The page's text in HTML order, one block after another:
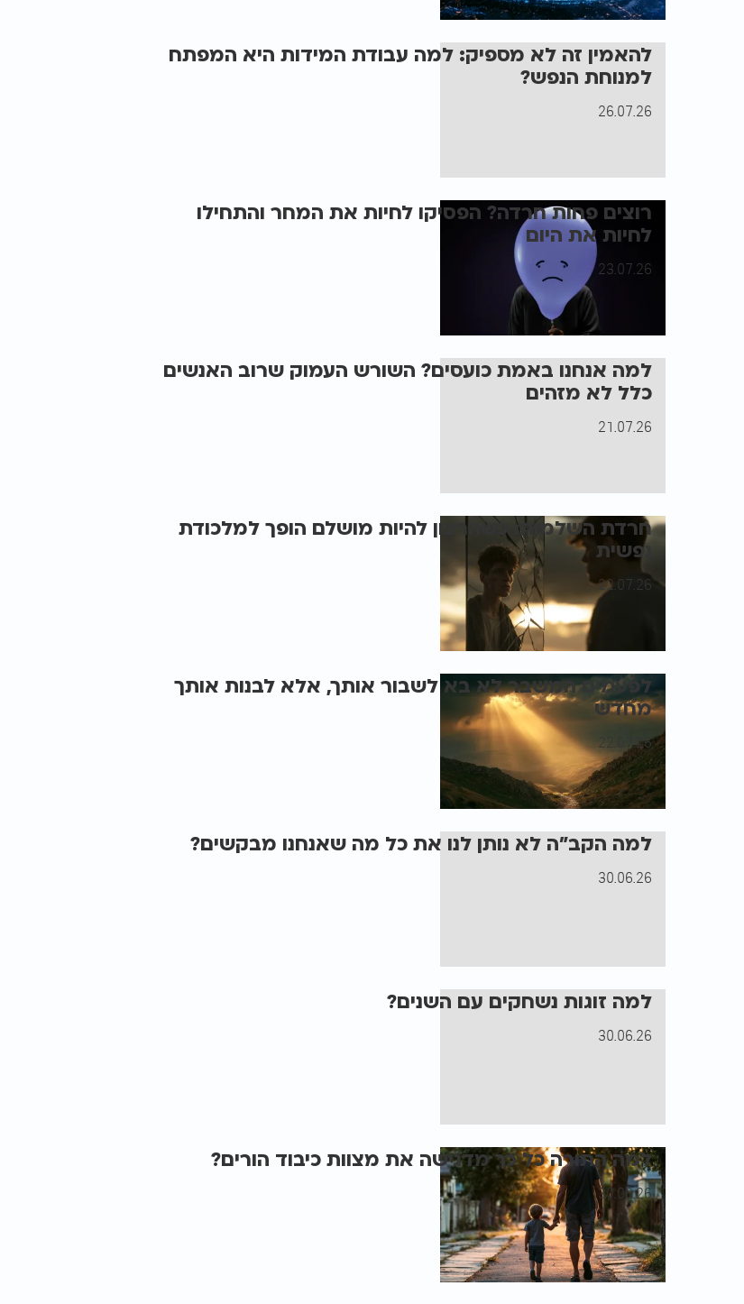
להאמין זה לא מספיק: למה עבודת המידות היא המפתח
למנוחת הנפש?
26.07.26
רוצים פחות חרדה? הפסיקו לחיות את המחר והתחילו
לחיות את היום
23.07.26
למה אנחנו באמת כועסים? השורש העמוק שרוב האנשים
כלל לא מזהים
21.07.26
חרדת השלמות: כשהרצון להיות מושלם הופך למלכודת
נפשית
22.07.26
לפעמים המשבר לא בא לשבור אותך, אלא לבנות אותך
מחדש
22.07.26
למה הקב"ה לא נותן לנו את כל מה שאנחנו מבקשים?
30.06.26
למה זוגות נשחקים עם השנים?
30.06.26
למה התורה כל כך מדגישה את מצוות כיבוד הורים?
30.06.26